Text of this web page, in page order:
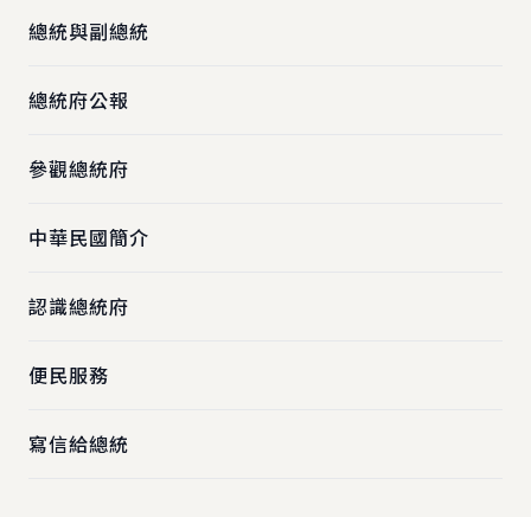
總統與副總統
總統府公報
參觀總統府
中華民國簡介
認識總統府
便民服務
寫信給總統